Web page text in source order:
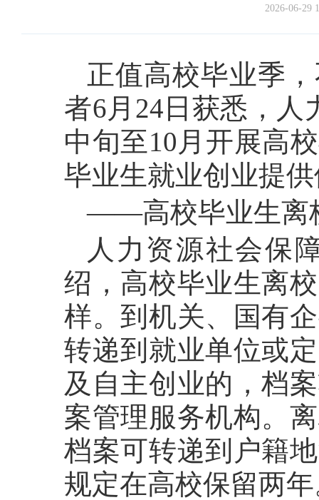
2026-06-29
正值高校毕业季
者6月24日获悉，人
中旬至10月开展高
毕业生就业创业提
——高校毕业生离
人力资源社会保
绍，高校毕业生离
样。到机关、国有
转递到就业单位或
及自主创业的，档
案管理服务机构。
档案可转递到户籍
规定在高校保留两